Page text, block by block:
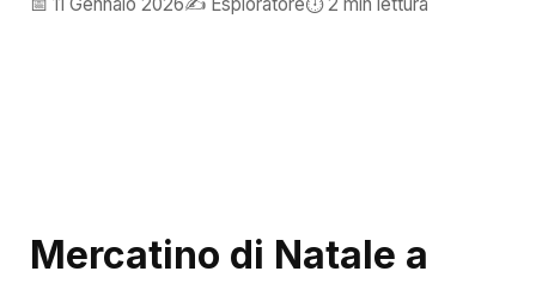
Mercatino di Natale a